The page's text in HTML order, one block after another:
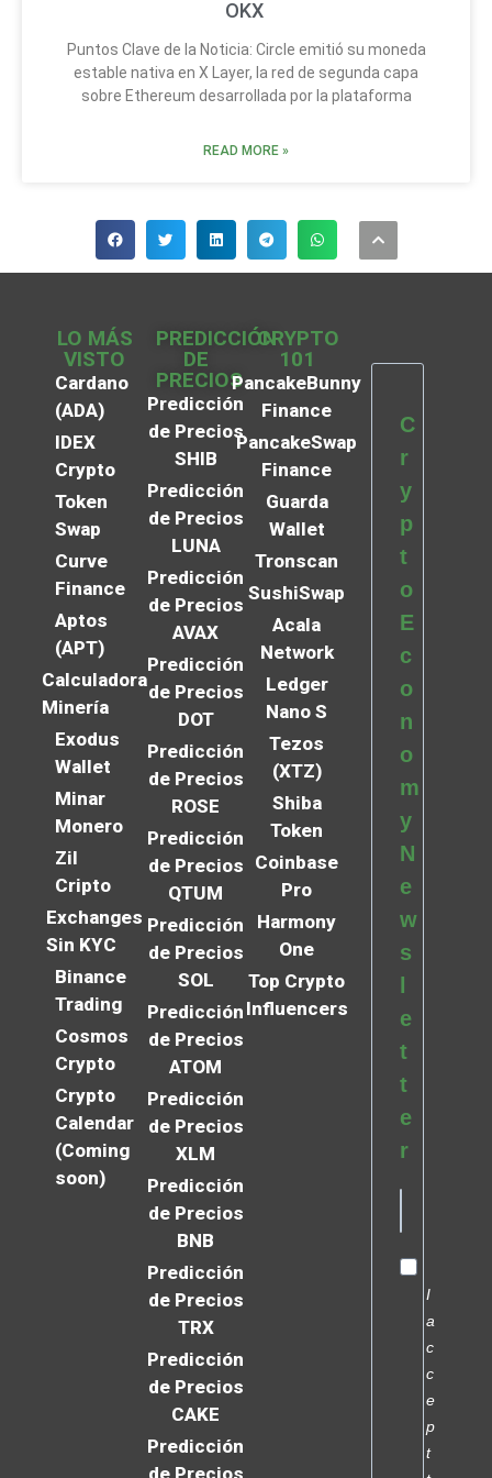
OKX
Puntos Clave de la Noticia: Circle emitió su moneda
estable nativa en X Layer, la red de segunda capa
sobre Ethereum desarrollada por la plataforma
READ MORE »
LO MÁS
VISTO
Cardano
(ADA)
IDEX
Crypto
Token
Swap
Curve
Finance
Aptos
(APT)
Calculadora
Minería
Exodus
Wallet
Minar
Monero
Zil
Cripto
Exchanges
Sin KYC
Binance
Trading
Cosmos
Crypto
Crypto
Calendar
(Coming
soon)
PREDICCIÓN
DE
PRECIOS
Predicción
de Precios
SHIB
Predicción
de Precios
LUNA
Predicción
de Precios
AVAX
Predicción
de Precios
DOT
Predicción
de Precios
ROSE
Predicción
de Precios
QTUM
Predicción
de Precios
SOL
Predicción
de Precios
ATOM
Predicción
de Precios
XLM
Predicción
de Precios
BNB
Predicción
de Precios
TRX
Predicción
de Precios
CAKE
Predicción
CRYPTO
101
PancakeBunny
Finance
PancakeSwap
Finance
Guarda
Wallet
Tronscan
SushiSwap
Acala
Network
Ledger
Nano S
Tezos
(XTZ)
Shiba
Token
Coinbase
Pro
Harmony
One
Top Crypto
Influencers
C
r
y
p
t
o
E
c
o
n
o
m
y
N
e
w
s
e
t
t
e
r
I
a
c
c
e
p
t